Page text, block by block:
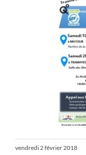
vendredi 2 février 2018